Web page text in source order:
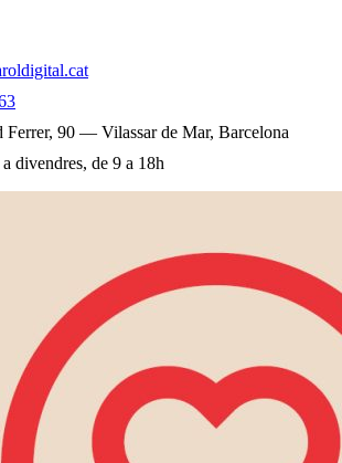
Ferrer, 90 — Vilassar de Mar, Barcelona
divendres, de 9 a 18h